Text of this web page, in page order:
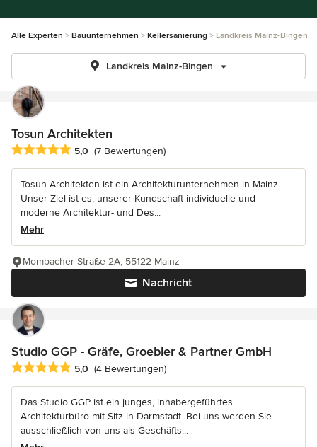
Alle Experten Bauunternehmen Kellersanierung Landkreis Mainz-Bingen
Landkreis Mainz-Bingen
Tosun Architekten
Durchschnittliche Bewertung: 5 von 5 Sternen
5,0 (7 Bewertungen)
Tosun Architekten ist ein Architekturunternehmen in Mainz.
Unser Ziel ist es, unserer Kundschaft individuelle und
moderne Architektur- und Des...
Mehr
Nachricht
Mombacher Straße 2A, 55122 Mainz
Studio GGP - Gräfe, Groebler & Partner GmbH
Durchschnittliche Bewertung: 5 von 5 Sternen
5,0 (4 Bewertungen)
Das Studio GGP ist ein junges, inhabergeführtes
Architekturbüro mit Sitz in Darmstadt. Bei uns werden Sie
ausschließlich von uns als Geschäfts...